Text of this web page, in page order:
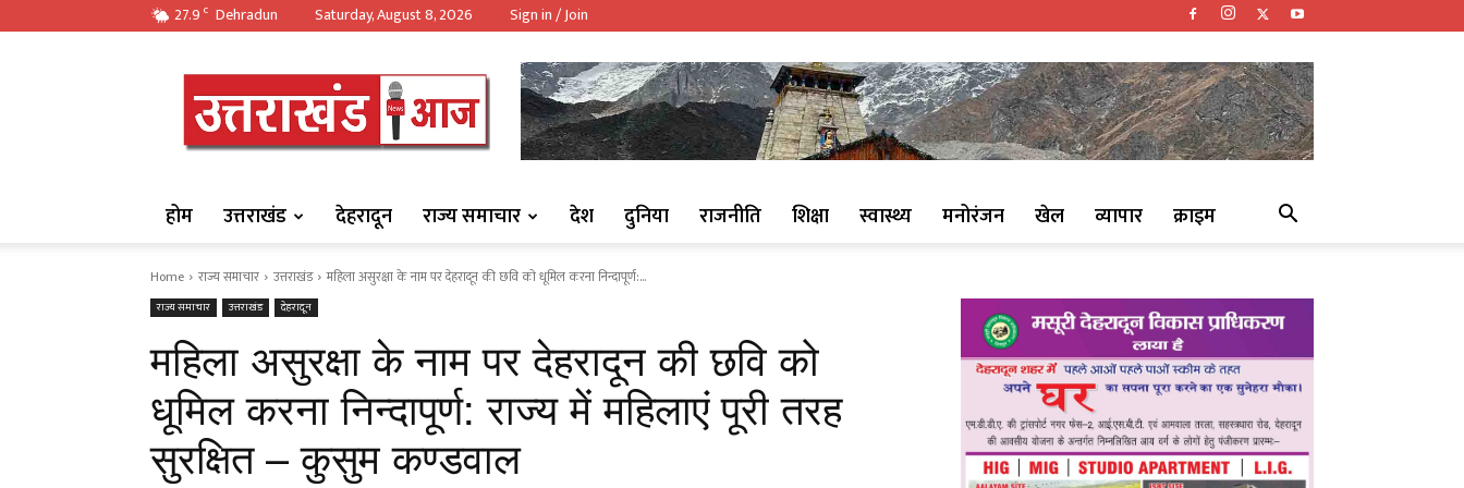
27.9 C Dehradun Saturday, August 8, 2026 Sign in / Join
https://uttarakhandaaj.com/
होम उत्तराखंड देहरादून राज्य समाचार देश दुनिया राजनीति शिक्षा स्वास्थ्य मनोरंजन खेल व्यापार क्राइम
Home राज्य समाचार उत्तराखंड महिला असुरक्षा के नाम पर देहरादून की छवि को धूमिल करना निन्दापूर्ण:...
राज्य समाचार उत्तराखंड देहरादून
महिला असुरक्षा के नाम पर देहरादून की छवि को
धूमिल करना निन्दापूर्ण: राज्य में महिलाएं पूरी तरह
सुरक्षित – कुसुम कण्डवाल